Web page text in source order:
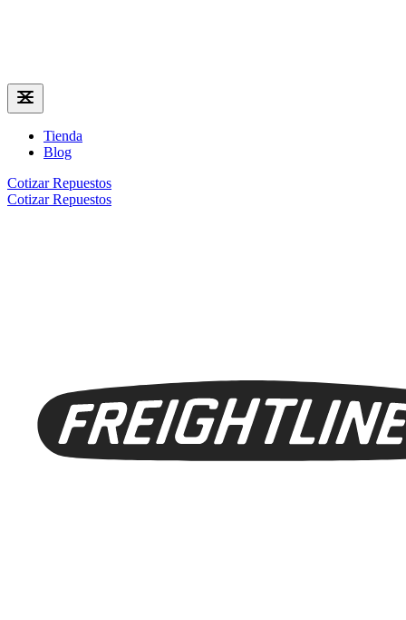
Tienda
Blog
Cotizar Repuestos
Cotizar Repuestos